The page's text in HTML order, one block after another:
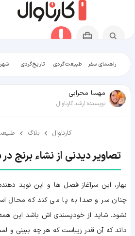
راهنمای سفر طبیعت‌گردی تاریخ‌گردی
مهسا محرابی
نویسنده ارشد کارناوال
کارناوال بلاگ
تصاویر دیدنی از نشاء برنج در
بهار، این سرآغاز فصل ها و این نوید
چنان سر و صدا به پا می کند که محال
نشود. شاید از خودپسندی اش باشد این
داند که آن قدر زیباست که هر چه ببینی و